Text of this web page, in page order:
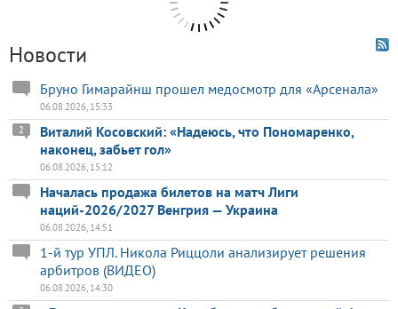
Новости
Бруно Гимарайнш прошел медосмотр для «Арсенала»
06.08.2026, 15:33
Виталий Косовский: «Надеюсь, что Пономаренко,
наконец, забьет гол»
2
06.08.2026, 15:12
Началась продажа билетов на матч Лиги
наций-2026/2027 Венгрия — Украина
06.08.2026, 14:51
1-й тур УПЛ. Никола Риццоли анализирует решения
арбитров (ВИДЕО)
06.08.2026, 14:30